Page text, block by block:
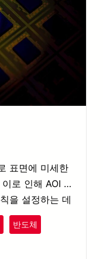
표면에 미세한
로 인해 AOI 시
을 설정하는 데
반도체